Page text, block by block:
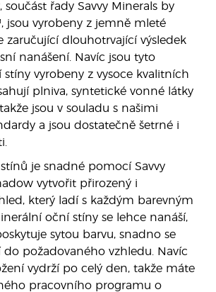
součást řady Savvy Minerals by
jsou vyrobeny z jemně mleté
zaručující dlouhotrvající výsledek
nanášení. Navíc jsou tyto
vyrobeny z vysoce kvalitních
plniva, syntetické vonné látky
jsou v souladu s našimi
a jsou dostatečně šetrné i
je snadné pomocí Savvy
vytvořit přirozený i
který ladí s každým barevným
oční stíny se lehce nanáší,
sytou barvu, snadno se
do požadovaného vzhledu. Navíc
vydrží po celý den, takže máte
pracovního programu o